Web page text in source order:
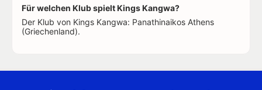
Für welchen Klub spielt Kings Kangwa?
Der Klub von Kings Kangwa: Panathinaikos Athens
(Griechenland).